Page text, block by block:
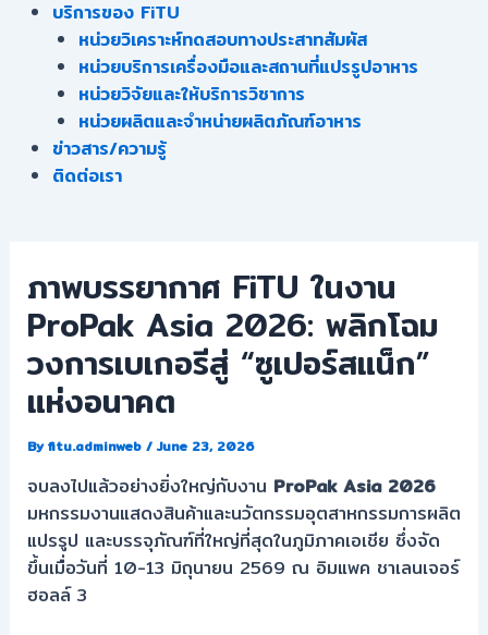
บริการของ FiTU
หน่วยวิเคราะห์ทดสอบทางประสาทสัมผัส
หน่วยบริการเครื่องมือและสถานที่แปรรูปอาหาร
หน่วยวิจัยและให้บริการวิชาการ
หน่วยผลิตและจําหน่ายผลิตภัณฑ์อาหาร
ข่าวสาร/ความรู้
ติดต่อเรา
ภาพบรรยากาศ FiTU ในงาน
ProPak Asia 2026: พลิกโฉม
วงการเบเกอรีสู่ “ซูเปอร์สแน็ก”
แห่งอนาคต
Byfitu.adminweb /June 23, 2026
จบลงไปแล้วอย่างยิ่งใหญ่กับงาน ProPak Asia 2026
มหกรรมงานแสดงสินค้าและนวัตกรรมอุตสาหกรรมการผลิต
แปรรูป และบรรจุภัณฑ์ที่ใหญ่ที่สุดในภูมิภาคเอเชีย ซึ่งจัด
ขึ้นเมื่อวันที่ 10-13 มิถุนายน 2569 ณ อิมแพค ชาเลนเจอร์
ฮอลล์ 3